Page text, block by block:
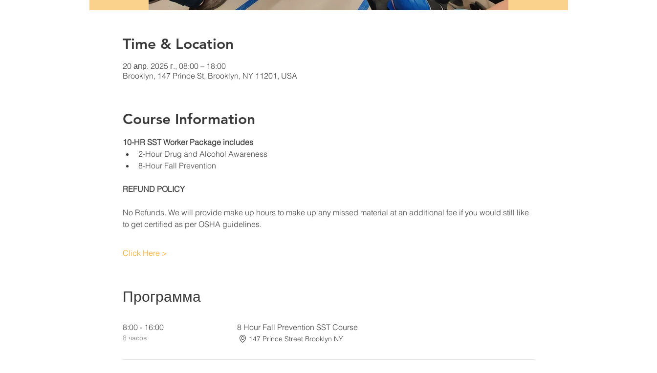
Time & Location
20 апр. 2025 г., 08:00 – 18:00
Brooklyn, 147 Prince St, Brooklyn, NY 11201, USA
Course Information
10-HR SST Worker Package includes
2-Hour Drug and Alcohol Awareness
8-Hour Fall Prevention
REFUND POLICY
No Refunds. We will provide make up hours to make up any missed material at an additional fee if you would still like
to get certified as per OSHA guidelines.
Click Here >
Программа
8:00 - 16:00
8 часов
8 Hour Fall Prevention SST Course
147 Prince Street Brooklyn NY